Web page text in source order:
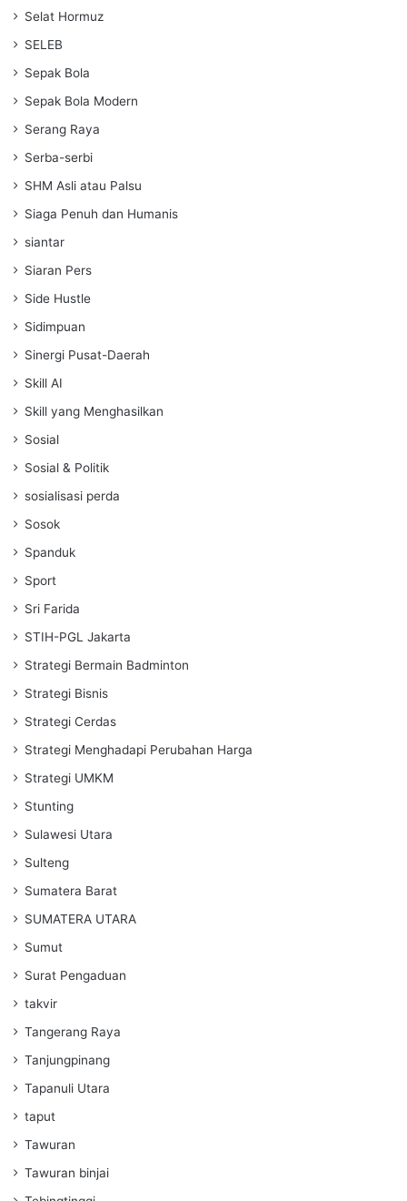
Selat Hormuz
SELEB
Sepak Bola
Sepak Bola Modern
Serang Raya
Serba-serbi
SHM Asli atau Palsu
Siaga Penuh dan Humanis
siantar
Siaran Pers
Side Hustle
Sidimpuan
Sinergi Pusat-Daerah
Skill AI
Skill yang Menghasilkan
Sosial
Sosial & Politik
sosialisasi perda
Sosok
Spanduk
Sport
Sri Farida
STIH-PGL Jakarta
Strategi Bermain Badminton
Strategi Bisnis
Strategi Cerdas
Strategi Menghadapi Perubahan Harga
Strategi UMKM
Stunting
Sulawesi Utara
Sulteng
Sumatera Barat
SUMATERA UTARA
Sumut
Surat Pengaduan
takvir
Tangerang Raya
Tanjungpinang
Tapanuli Utara
taput
Tawuran
Tawuran binjai